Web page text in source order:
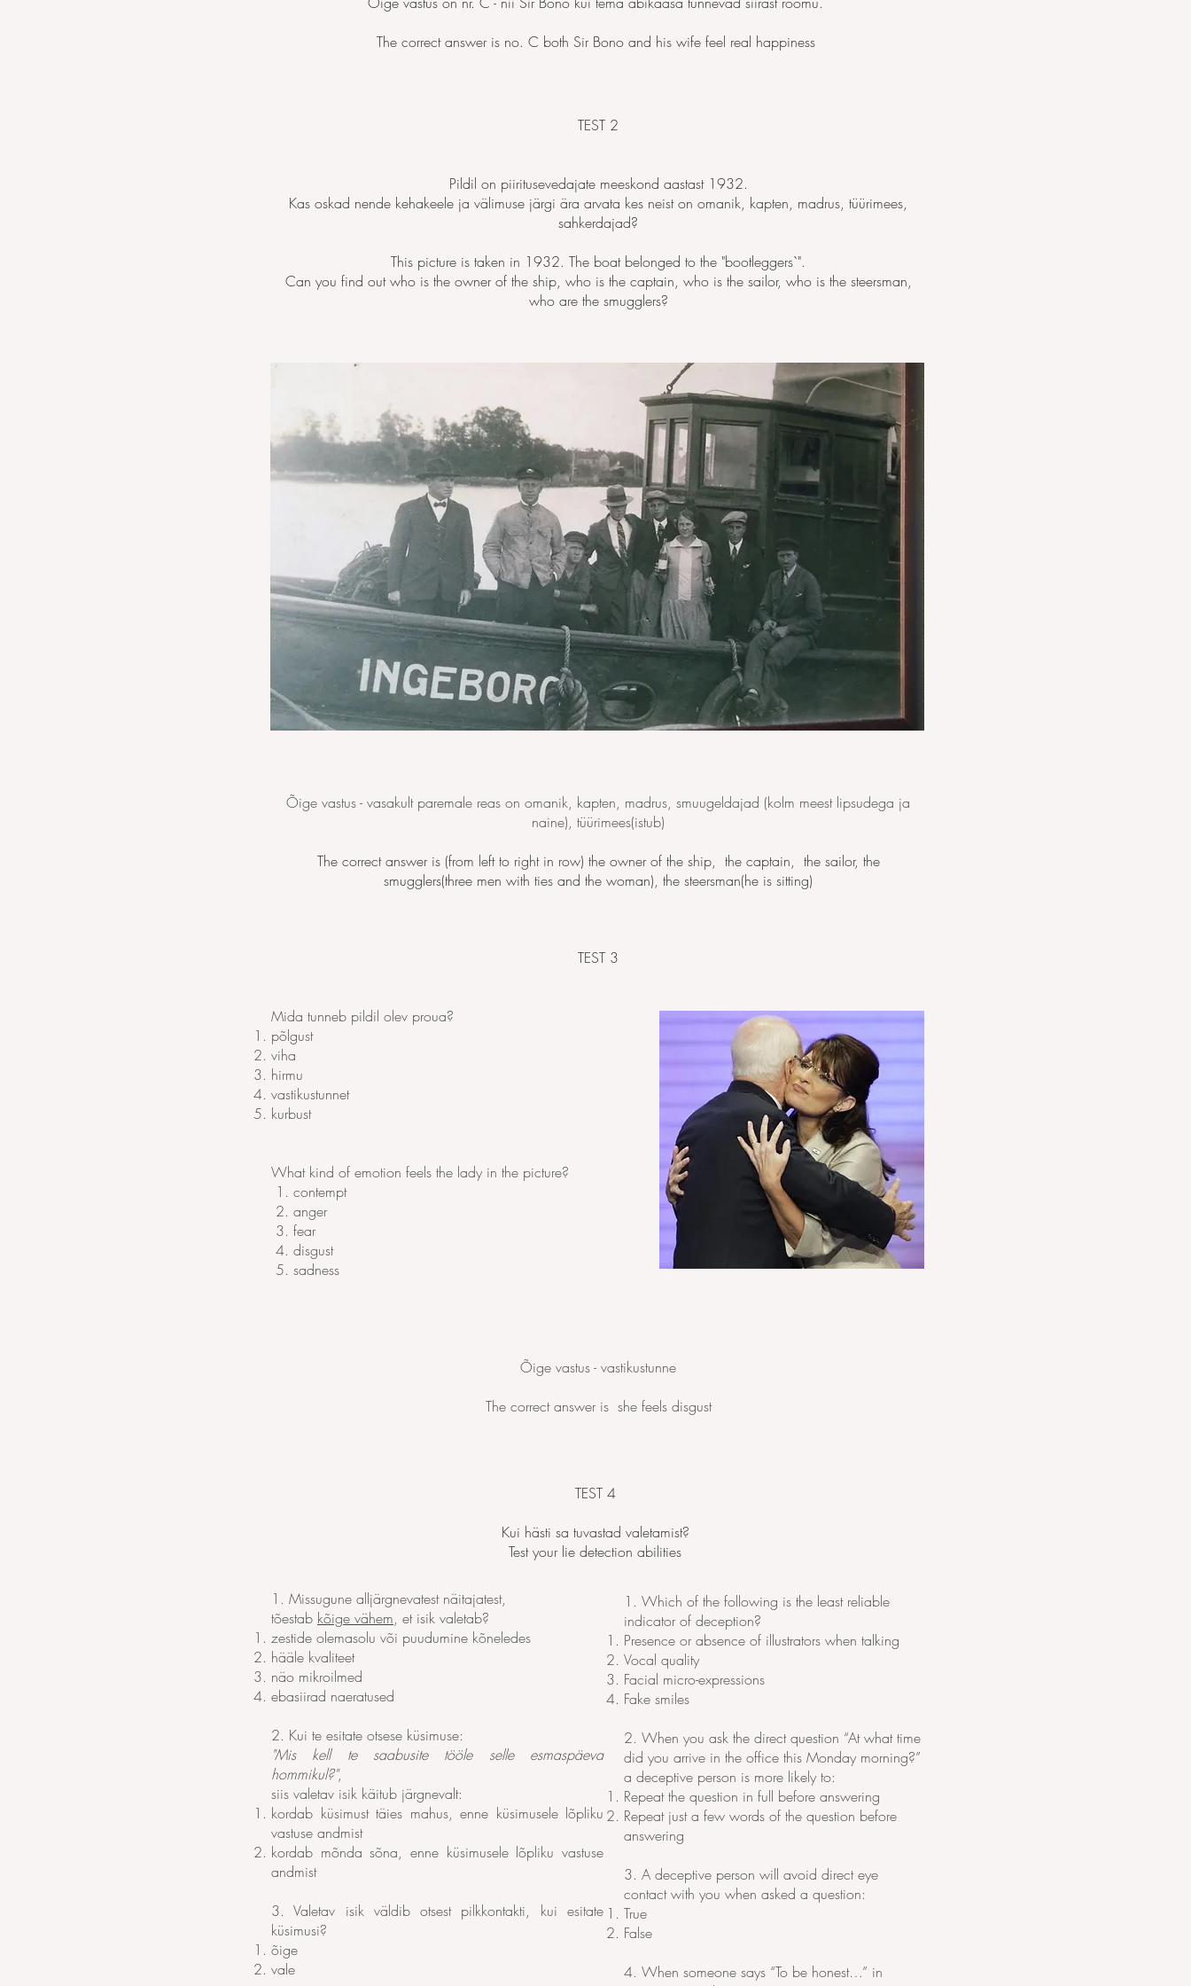
The correct answer is no. C both Sir Bono and his wife feel real happiness
TEST 2
Pildil on piiritusevedajate meeskond aastast 1932.
Kas oskad nende kehakeele ja välimuse järgi ära arvata kes neist on omanik, kapten, madrus, tüürimees,
sahkerdajad?
This picture is taken in 1932. The boat belonged to the "bootleggers`".
Can you find out who is the owner of the ship, who is the captain, who is the sailor, who is the steersman,
who are the smugglers?
Õige vastus - vasakult paremale reas on omanik, kapten, madrus, smuugeldajad (kolm meest lipsudega ja
naine), tüürimees(istub)
The correct answer is (from left to right in row) the owner of the ship, the captain, the sailor, the
smugglers(three men with ties and the woman), the steersman(he is sitting)
TEST 3
Mida tunneb pildil olev proua?
põlgust
viha
hirmu
vastikustunnet
kurbust
What kind of emotion feels the lady in the picture?
1. contempt
2. anger
3. fear
4. disgust
5. sadness
Õige vastus - vastikustunne
The correct answer is she feels disgust
1. Missugune alljärgnevatest näitajatest,
tõestab kõige vähem, et isik valetab?
zestide olemasolu või puudumine kõneledes
hääle kvaliteet
näo mikroilmed
ebasiirad naeratused
2. Kui te esitate otsese küsimuse:
"Mis kell te saabusite tööle selle esmaspäeva
hommikul?",
siis valetav isik käitub järgnevalt:
kordab küsimust täies mahus, enne küsimusele lõpliku
vastuse andmist
kordab mõnda sõna, enne küsimusele lõpliku vastuse
andmist
3. Valetav isik väldib otsest pilkkontakti, kui esitate
küsimusi?
õige
vale
1. Which of the following is the least reliable
indicator of deception?
Presence or absence of illustrators when talking
Vocal quality
Facial micro-expressions
Fake smiles
2. When you ask the direct question “At what time
did you arrive in the office this Monday morning?”
a deceptive person is more likely to:
Repeat the question in full before answering
Repeat just a few words of the question before
answering
3. A deceptive person will avoid direct eye
contact with you when asked a question:
True
False
4. When someone says “To be honest…” in
TEST 4
Kui hästi sa tuvastad valetamist?
Test your lie detection abilities